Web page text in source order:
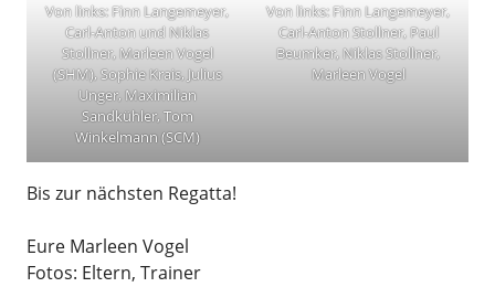
Von links: Finn Langemeyer,
Carl-Anton und Niklas
Stollner, Marleen Vogel
(SHM), Sophie Krais, Julius
Unger, Maximilian
Sandkühler, Tom
Winkelmann (SCM)
Von links: Finn Langemeyer,
Carl-Anton Stollner, Paul
Beumker, Niklas Stollner,
Marleen Vogel
Bis zur nächsten Regatta!
Eure Marleen Vogel
Fotos: Eltern, Trainer